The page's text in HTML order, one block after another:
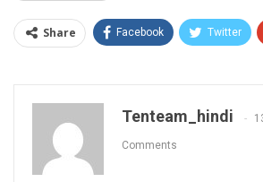
Share Facebook Twitter
Tenteam_hindi
Comments